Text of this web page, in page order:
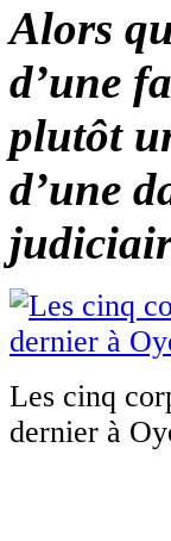
Alors
d’une
plutôt
d’une
Les cinq
dernier à